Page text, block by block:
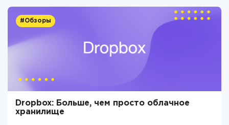
#Обзоры
Dropbox: Больше, чем просто облачное
хранилище